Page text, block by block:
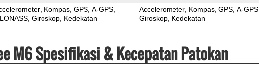
Kompas GPS A-GPS
Giroskop Kedekatan
Accelerometer Kompas GPS A-GPS
Giroskop Kedekatan
M6 Spesifikasi & Kecepatan Patokan